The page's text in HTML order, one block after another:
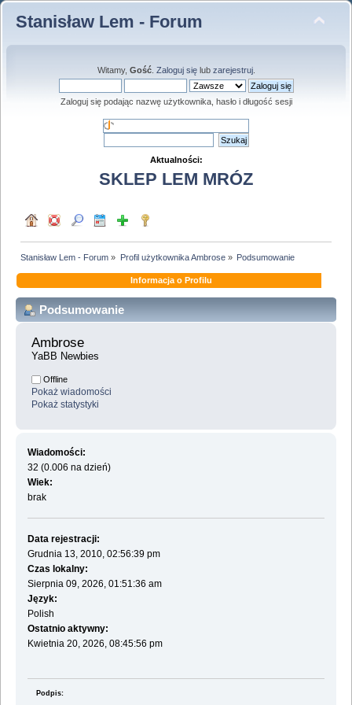
Stanisław Lem - Forum
Witamy, Gość. Zaloguj sięlub zarejestruj.
Zaloguj się podając nazwę użytkownika, hasło i długość sesji
Aktualności:
SKLEP LEM MRÓZ
Stanisław Lem - Forum » Profil użytkownika Ambrose» Podsumowanie
Informacja o Profilu
Podsumowanie
Ambrose
YaBB Newbies
Offline
Pokaż wiadomości
Pokaż statystyki
Wiadomości:
32 (0.006 na dzień)
Wiek:
brak
Data rejestracji:
Grudnia 13, 2010, 02:56:39 pm
Czas lokalny:
Sierpnia 09, 2026, 01:51:36 am
Język:
Polish
Ostatnio aktywny:
Kwietnia 20, 2026, 08:45:56 pm
Podpis: